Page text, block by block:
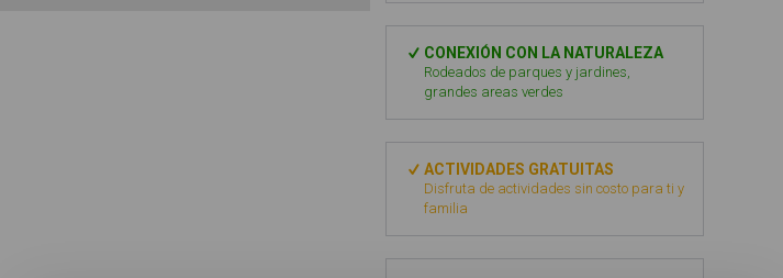
CONEXIÓN CON LA NATURALEZA
Rodeados de parques y jardines,
grandes areas verdes
ACTIVIDADES GRATUITAS
Disfruta de actividades sin costo para ti y
familia